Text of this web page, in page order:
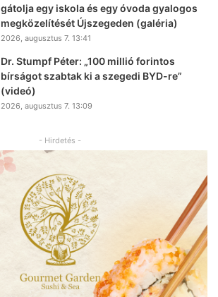
gátolja egy iskola és egy óvoda gyalogos
megközelítését Újszegeden (galéria)
2026, augusztus 7. 13:41
Dr. Stumpf Péter: „100 millió forintos
bírságot szabtak ki a szegedi BYD-re”
(videó)
2026, augusztus 7. 13:09
- Hirdetés -